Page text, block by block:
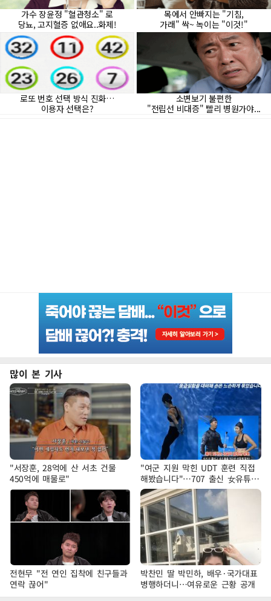
많이 본 기사
"서장훈, 28억에 산 서초 건물
450억에 매물로"
"여군 지원 막힌 UDT 훈련 직접
해봤습니다"…707 출신 女유튜버
'완벽 소화'
전현무 "전 연인 집착에 친구들과
연락 끊어"
박찬민 딸 박민하, 배우·국가대표
병행하더니…여유로운 근황 공개